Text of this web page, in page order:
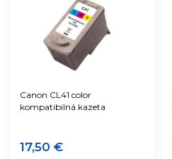
Canon CL41 color
kompatibilná kazeta
17,50 €